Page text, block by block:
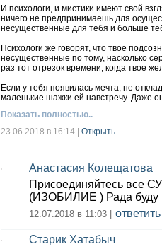
И психологи, и мистики имеют свой
ничего не предпринимаешь для
несущественные для тебя и больше
Психологи же говорят, что твое
несущественные по тому, насколько
раз тот отрезок времени, когда твое
Если у тебя появилась мечта, не
маленькие шажки ей навстречу. Даже
Показать полностью..
23.06.2018 в 16:14
Открыть
Анастасия Колещатова
Присоединяйтесь все
(ИЗОБИЛИЕ ) Рада буду
12.07.2018 в 11:03 | ответить
Старик Хатабыч